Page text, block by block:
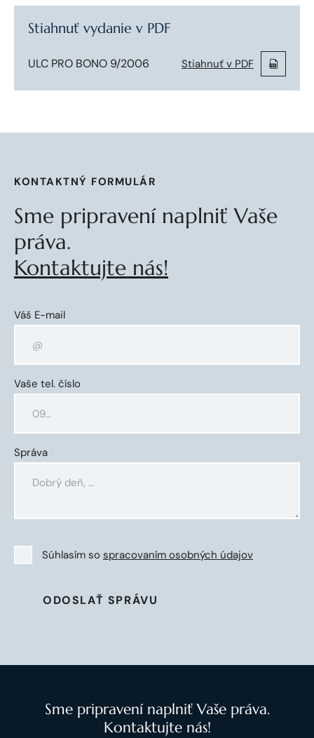
Stiahnuť vydanie v PDF
ULC PRO BONO 9/2006 Stiahnuť v PDF
KONTAKTNÝ FORMULÁR
Sme pripravení naplniť Vaše
práva.
Kontaktujte nás!
Váš E-mail
Vaše tel. číslo
Správa
Súhlasím so spracovaním osobných údajov
ODOSLAŤ SPRÁVU
Sme pripravení naplniť Vaše práva.
Kontaktujte nás!